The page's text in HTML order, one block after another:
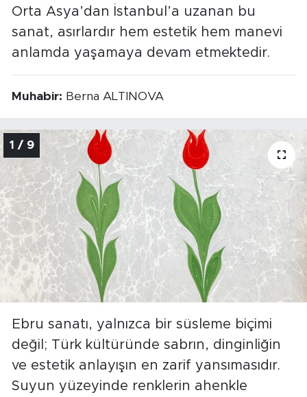
Orta Asya’dan İstanbul’a uzanan bu
sanat, asırlardır hem estetik hem manevi
anlamda yaşamaya devam etmektedir.
Muhabir: Berna ALTINOVA
1 / 9
Ebru sanatı, yalnızca bir süsleme biçimi
değil; Türk kültüründe sabrın, dinginliğin
ve estetik anlayışın en zarif yansımasıdır.
Suyun yüzeyinde renklerin ahenkle